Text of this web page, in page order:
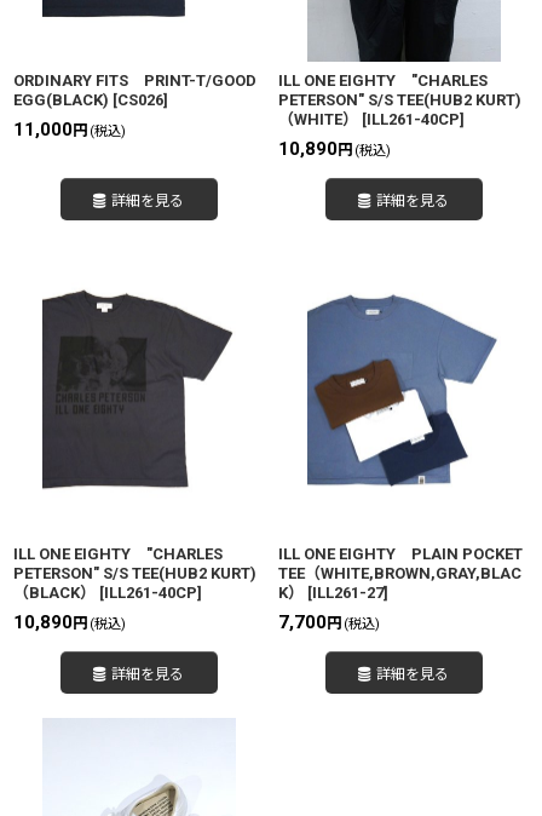
ORDINARY FITS PRINT-T/GOOD
EGG(BLACK) [CS026]
11,000円 (税込)
詳細を見る
ILL ONE EIGHTY "CHARLES
PETERSON" S/S TEE(HUB2 KURT)
（WHITE）
[ILL261-40CP]
10,890円 (税込)
詳細を見る
ILL ONE EIGHTY "CHARLES
PETERSON" S/S TEE(HUB2 KURT)
（BLACK）
[ILL261-40CP]
10,890円 (税込)
詳細を見る
ILL ONE EIGHTY PLAIN POCKET
TEE（WHITE,BROWN,GRAY,BLAC
K）
[ILL261-27]
7,700円 (税込)
詳細を見る